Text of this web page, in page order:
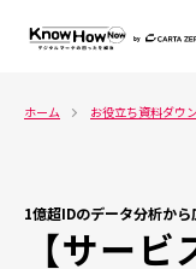
ホーム お役立ち資料ダウ
1億超IDのデータ分析か
【サー